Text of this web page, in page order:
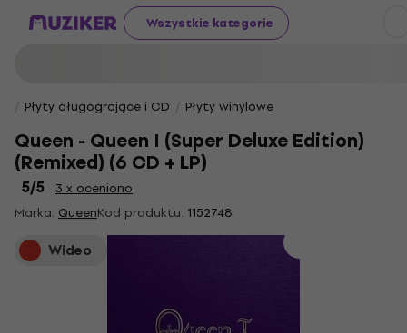
Wszystkie kategorie
Płyty długogrające i CD Płyty winylowe
Queen - Queen I (Super Deluxe Edition)
(Remixed) (6 CD + LP)
5/5
3 x oceniono
Marka: QueenKod produktu: 1152748
Wideo